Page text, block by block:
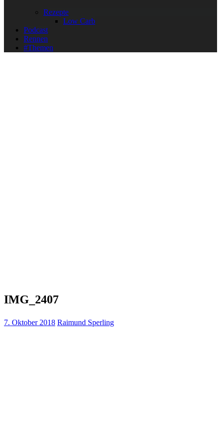
Rezepte
Low Carb
Podcast
Rennen
#Themen
IMG_2407
7. Oktober 2018 Raimund Sperling